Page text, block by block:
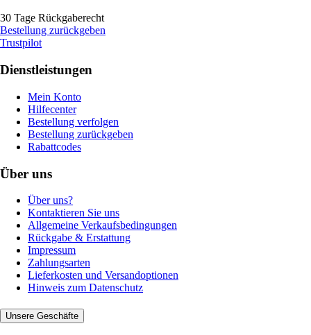
30 Tage Rückgaberecht
Bestellung zurückgeben
Trustpilot
Dienstleistungen
Mein Konto
Hilfecenter
Bestellung verfolgen
Bestellung zurückgeben
Rabattcodes
Über uns
Über uns?
Kontaktieren Sie uns
Allgemeine Verkaufsbedingungen
Rückgabe & Erstattung
Impressum
Zahlungsarten
Lieferkosten und Versandoptionen
Hinweis zum Datenschutz
Unsere Geschäfte